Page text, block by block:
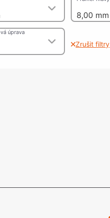
nohy, Nábytkové nohy a
nastavení
kování
kluzáky a kolečka
8,00 mm
úprava
Zrušit filtry